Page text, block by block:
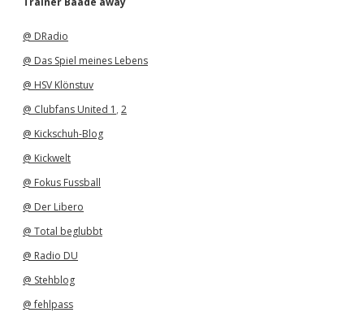
@ DRadio
@ Das Spiel meines Lebens
@ HSV Klönstuv
@ Clubfans United 1 , 2
@ Kickschuh-Blog
@ Kickwelt
@ Fokus Fussball
@ Der Libero
@ Total beglubbt
@ Radio DU
@ Stehblog
@ fehlpass